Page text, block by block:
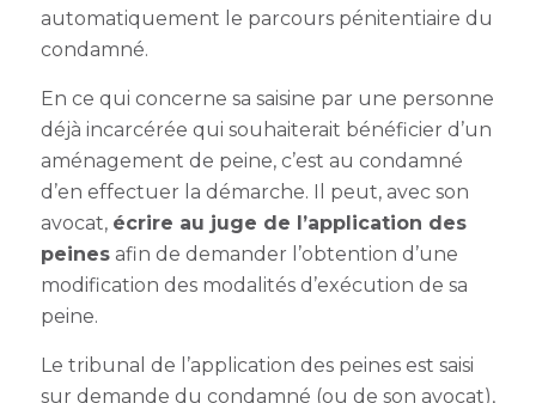
automatiquement le parcours pénitentiaire du
condamné.
En ce qui concerne sa saisine par une personne
déjà incarcérée qui souhaiterait bénéficier d’un
aménagement de peine, c’est au condamné
d’en effectuer la démarche. Il peut, avec son
avocat, écrire au juge de l’application des
peinesafin de demander l’obtention d’une
modification des modalités d’exécution de sa
peine.
Le tribunal de l’application des peines est saisi
sur demande du condamné (ou de son avocat),